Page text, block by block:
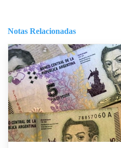
Notas Relacionadas